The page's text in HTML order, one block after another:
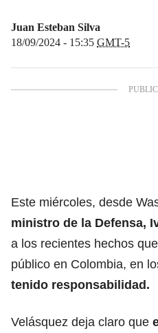
Juan Esteban Silva
18/09/2024 - 15:35 GMT-5
Este miércoles, desde
ministro de la Defensa,
a los recientes hechos
público en Colombia, en
tenido responsabilidad.
Velásquez deja claro que